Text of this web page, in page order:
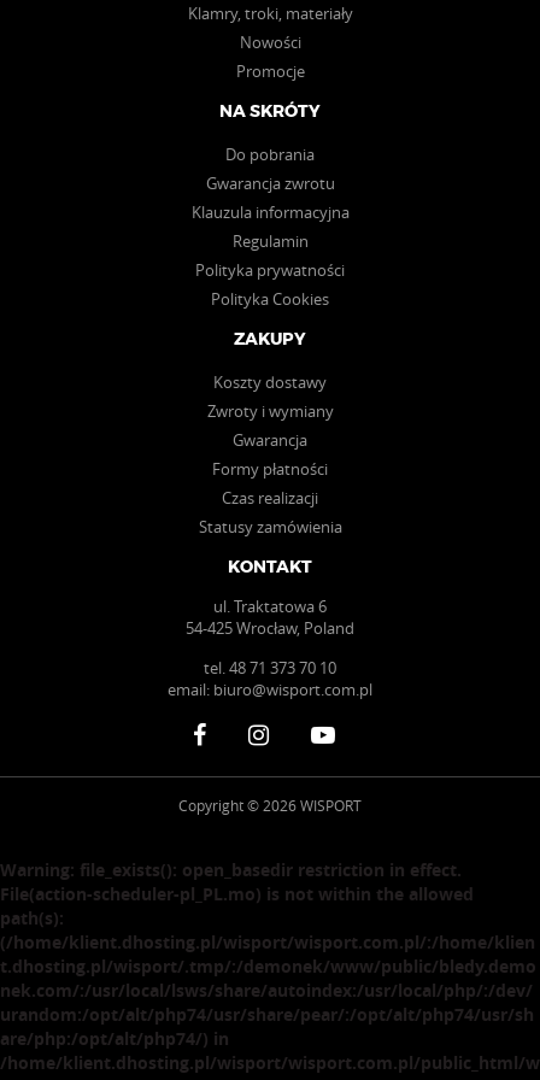
Klamry, troki, materiały
Nowości
Promocje
NA SKRÓTY
Do pobrania
Gwarancja zwrotu
Klauzula informacyjna
Regulamin
Polityka prywatności
Polityka Cookies
ZAKUPY
Koszty dostawy
Zwroty i wymiany
Gwarancja
Formy płatności
Czas realizacji
Statusy zamówienia
KONTAKT
ul. Traktatowa 6
54-425 Wrocław, Poland
tel.48 71 373 70 10
email: biuro@wisport.com.pl
Copyright © 2026 WISPORT
Warning: file_exists(): open_basedir restriction in effect.
File(action-scheduler-pl_PL.mo) is not within the allowed
path(s):
(/home/klient.dhosting.pl/wisport/wisport.com.pl/:/home/klien
t.dhosting.pl/wisport/.tmp/:/demonek/www/public/bledy.demo
nek.com/:/usr/local/lsws/share/autoindex:/usr/local/php/:/dev/
urandom:/opt/alt/php74/usr/share/pear/:/opt/alt/php74/usr/sh
are/php:/opt/alt/php74/) in
/home/klient.dhosting.pl/wisport/wisport.com.pl/public_html/w